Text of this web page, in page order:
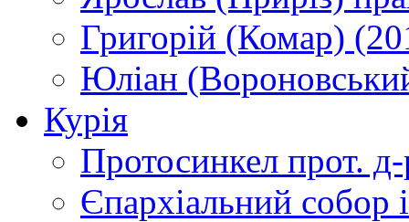
Григорій (Комар)
Юліан
Курія
Протосинкел прот.
Єпархіальний собор